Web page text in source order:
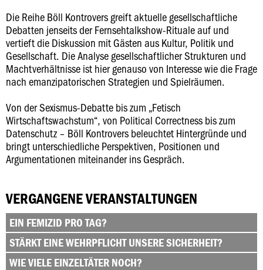
Die Reihe Böll Kontrovers greift aktuelle gesellschaftliche
Debatten jenseits der Fernsehtalkshow-Rituale auf und
vertieft die Diskussion mit Gästen aus Kultur, Politik und
Gesellschaft. Die Analyse gesellschaftlicher Strukturen und
Machtverhältnisse ist hier genauso von Interesse wie die Frage
nach emanzipatorischen Strategien und Spielräumen.
Von der Sexismus-Debatte bis zum „Fetisch
Wirtschaftswachstum“, von Political Correctness bis zum
Datenschutz – Böll Kontrovers beleuchtet Hintergründe und
bringt unterschiedliche Perspektiven, Positionen und
Argumentationen miteinander ins Gespräch.
VERGANGENE VERANSTALTUNGEN
EIN FEMIZID PRO TAG?
STÄRKT EINE WEHRPFLICHT UNSERE SICHERHEIT?
WIE VIELE EINZELTÄTER NOCH?